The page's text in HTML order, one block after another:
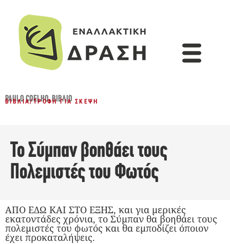
PAULO COELHO,ΒΙΒΛΊΟ
ΒΙΒΛΊΑ/ΤΡΟΦΉ ΓΙΑ ΣΚΈΨΗ
Το Σύμπαν βοηθάει τους
Πολεμιστές του Φωτός
ΑΠΟ ΕΔΩ ΚΑΙ ΣΤΟ ΕΞΗΣ, και για μερικές
εκατοντάδες χρόνια, το Σύμπαν θα βοηθάει τους
πολεμιστές του φωτός και θα εμποδίζει όποιον
έχει προκαταλήψεις.